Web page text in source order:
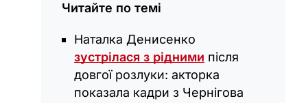
Читайте по темі
Наталка Денисенко
зустрілася з рідними після
довгої розлуки: акторка
показала кадри з Чернігова